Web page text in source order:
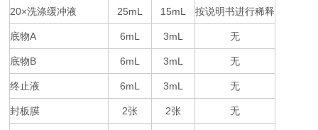
20×洗涤缓冲液 25mL 15mL 按说明书进行稀释
底物A 6mL 3mL 无
底物B 6mL 3mL 无
终止液 6mL 3mL 无
封板膜 2张 2张 无